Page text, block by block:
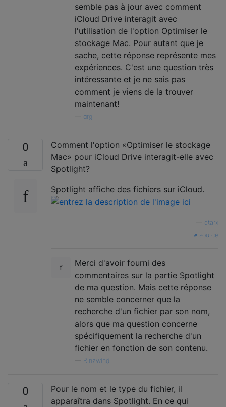
semble pas à jour avec comment
iCloud Drive interagit avec
l'utilisation de l'option Optimiser le
stockage Mac. Pour autant que je
sache, cette réponse représente mes
expériences. C'est une question très
intéressante et je ne sais pas
comment je viens de la trouver
maintenant!
grg
0
Comment l'option «Optimiser le stockage
Mac» pour iCloud Drive interagit-elle avec
Spotlight?
Spotlight affiche des fichiers sur iCloud.
ctarx
source
Merci d'avoir fourni des
commentaires sur la partie Spotlight
de ma question. Mais cette réponse
ne semble concerner que la
recherche d'un fichier par son nom,
alors que ma question concerne
spécifiquement la recherche d'un
fichier en fonction de son contenu.
Rinzwind
0
Pour le nom et le type du fichier, il
apparaîtra dans Spotlight. En ce qui